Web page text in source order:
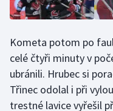
Veslování
Vodní slalom
Volejbal
Ostatní
Kometa potom po
celé čtyři minuty v
ubránili. Hrubec si
Třinec odolal i při
trestné lavice vyřešil